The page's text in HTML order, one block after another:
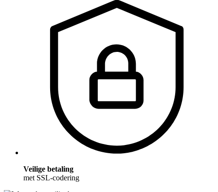
Veilige betaling
met SSL-codering